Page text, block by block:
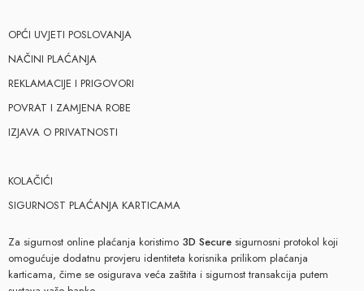
OPĆI UVJETI POSLOVANJA
NAČINI PLAĆANJA
REKLAMACIJE I PRIGOVORI
POVRAT I ZAMJENA ROBE
IZJAVA O PRIVATNOSTI
KOLAČIĆI
SIGURNOST PLAĆANJA KARTICAMA
Za sigurnost online plaćanja koristimo 3D Secure sigurnosni protokol koji
omogućuje dodatnu provjeru identiteta korisnika prilikom plaćanja
karticama, čime se osigurava veća zaštita i sigurnost transakcija putem